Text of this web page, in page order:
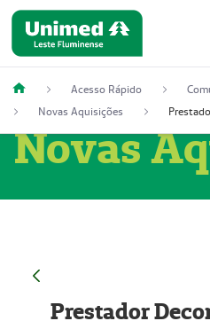
Acesso Rápido
Novas Aquisições
Novas
Prestador